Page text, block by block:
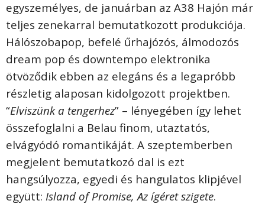
egyszemélyes, de januárban az A38 Hajón már
teljes zenekarral bemutatkozott produkciója.
Hálószobapop, befelé űrhajózós, álmodozós
dream pop és downtempo elektronika
ötvöződik ebben az elegáns és a legapróbb
részletig alaposan kidolgozott projektben.
“Elviszünk a tengerhez” – lényegében így lehet
összefoglalni a Belau finom, utaztatós,
elvágyódó romantikáját. A szeptemberben
megjelent bemutatkozó dal is ezt
hangsúlyozza, egyedi és hangulatos klipjével
együtt: Island of Promise, Az ígéret szigete.